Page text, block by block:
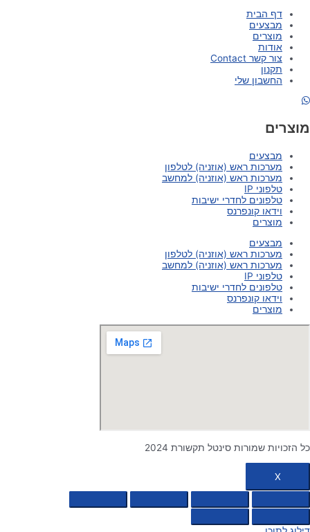
דף הבית
מבצעים
מוצרים
אודות
צור קשר Contact
תקנון
החשבון שלי
מוצרים
מבצעים
מערכות ראש (אוזניה) לטלפון
מערכות ראש (אוזניה) למחשב
טלפוני IP
טלפונים לחדרי ישיבות
וידאו קונפרנס
מוצרים
מבצעים
מערכות ראש (אוזניה) לטלפון
מערכות ראש (אוזניה) למחשב
טלפוני IP
טלפונים לחדרי ישיבות
וידאו קונפרנס
מוצרים
כל הזכויות שמורות סינטל תקשורת 2024
X